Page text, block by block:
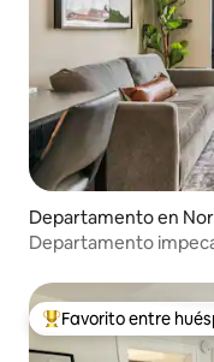
Departamento en
Departamento
Favorito entre los
Favorito entre